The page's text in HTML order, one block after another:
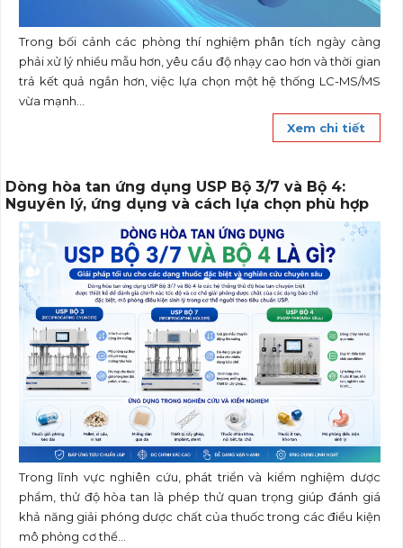
Trong bối cảnh các phòng thí nghiệm phân tích ngày càng
phải xử lý nhiều mẫu hơn, yêu cầu độ nhạy cao hơn và thời gian
trả kết quả ngắn hơn, việc lựa chọn một hệ thống LC-MS/MS
vừa mạnh...
Xem chi tiết
Dòng hòa tan ứng dụng USP Bộ 3/7 và Bộ 4:
Nguyên lý, ứng dụng và cách lựa chọn phù hợp
Trong lĩnh vực nghiên cứu, phát triển và kiểm nghiệm dược
phẩm, thử độ hòa tan là phép thử quan trọng giúp đánh giá
khả năng giải phóng dược chất của thuốc trong các điều kiện
mô phỏng cơ thể...